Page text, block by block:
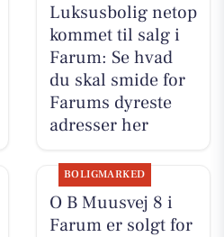
Luksusbolig netop
kommet til salg i
Farum: Se hvad
du skal smide for
Farums dyreste
adresser her
BOLIGMARKED
O B Muusvej 8 i
Farum er solgt for